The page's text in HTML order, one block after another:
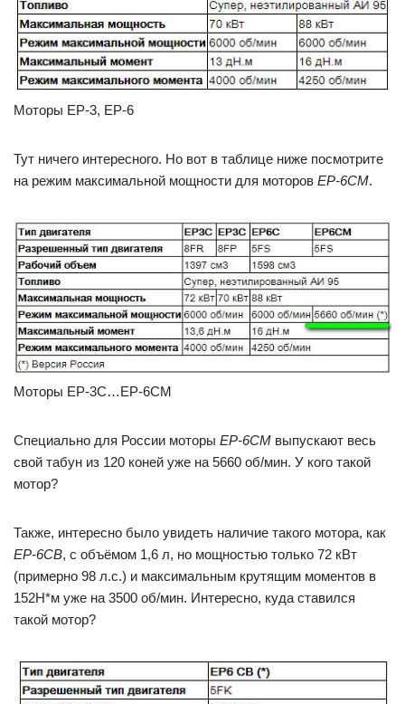
Моторы ЕР-3, ЕР-6
Тут ничего интересного. Но вот в таблице ниже посмотрите
на режим максимальной мощности для моторов ЕР-6СМ.
Моторы ЕР-3С…ЕР-6СМ
Специально для России моторы ЕР-6СМ выпускают весь
свой табун из 120 коней уже на 5660 об/мин. У кого такой
мотор?
Также, интересно было увидеть наличие такого мотора, как
ЕР-6СВ, с объёмом 1,6 л, но мощностью только 72 кВт
(примерно 98 л.с.) и максимальным крутящим моментов в
152Н*м уже на 3500 об/мин. Интересно, куда ставился
такой мотор?